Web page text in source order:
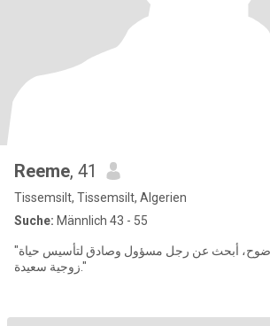
Reeme, 41
Tissemsilt, Tissemsilt, Algerien
Suche: Männlich 43 - 55
"محبة للاستقرار والوضوح، أبحث عن رجل مسؤول وصادق لتأسيس حياة
زوجية سعيدة."